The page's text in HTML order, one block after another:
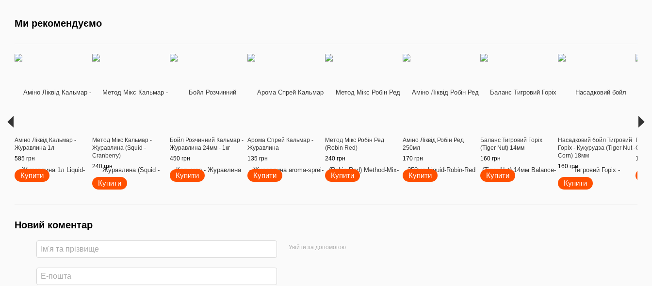
Ми рекомендуємо
Аміно Ліквід Кальмар -
Журавлина 1л
585 грн
Купити
Метод Мікс Кальмар -
Журавлина (Squid -
Cranberry)
240 грн
Купити
Бойл Розчинний Кальмар -
Журавлина 24мм - 1кг
450 грн
Купити
Арома Спрей Кальмар -
Журавлина
135 грн
Купити
Метод Мікс Робін Ред
(Robin Red)
240 грн
Купити
Аміно Ліквід Робін Ред
250мл
170 грн
Купити
Баланс Тигровий Горіх
(Tiger Nut) 14мм
160 грн
Купити
Насадковий бойл Тигровий
Горіх - Кукурудза (Tiger Nut -
Corn) 18мм
160 грн
Купити
140
Новий коментар
Увійти за допомогою